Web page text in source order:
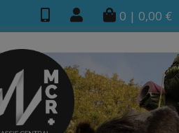
0 | 0,00 €